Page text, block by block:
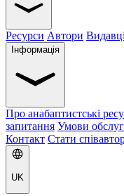
Ресурси Автори Видавці
Інформація
Про анабаптистські
запитання Умови
Контакт Стати
UK